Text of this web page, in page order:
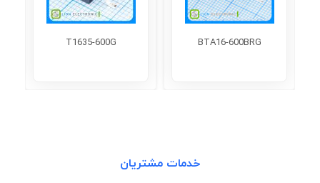
BTA16-600BRG
T1635-600G
خدمات مشتریان